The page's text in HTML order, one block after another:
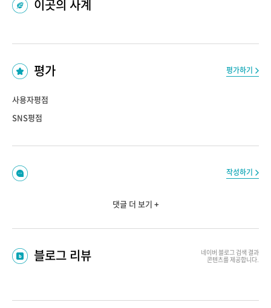
이곳의 사계
평가 평가하기
사용자평점
SNS평점
작성하기
댓글 더 보기 +
블로그 리뷰 네이버 블로그 검색 결과
콘텐츠를 제공합니다.